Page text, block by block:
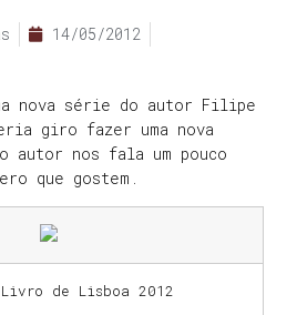
14/05/2012
nova série do autor Filipe
giro fazer uma nova
autor nos fala um pouco
que gostem.
de Lisboa 2012